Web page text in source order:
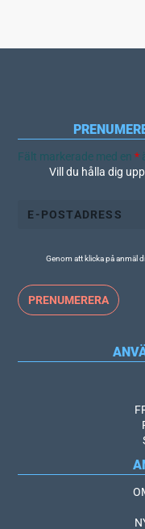
Fält markerade med en*
Vill du hålla dig
Genom att klicka på anmäl